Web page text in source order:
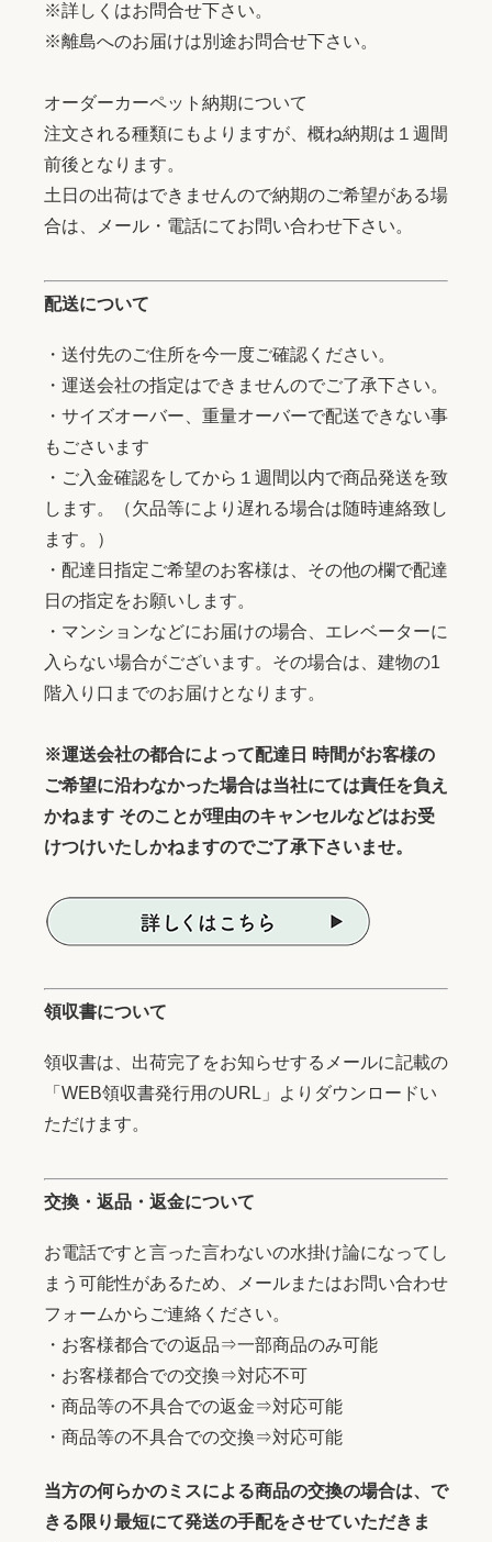
※詳しくはお問合せ下さい。
※離島へのお届けは別途お問合せ下さい。
オーダーカーペット納期について
注文される種類にもよりますが、概ね納期は１週間
前後となります。
土日の出荷はできませんので納期のご希望がある場
合は、メール・電話にてお問い合わせ下さい。
配送について
・送付先のご住所を今一度ご確認ください。
・運送会社の指定はできませんのでご了承下さい。
・サイズオーバー、重量オーバーで配送できない事
もごさいます
・ご入金確認をしてから１週間以内で商品発送を致
します。（欠品等により遅れる場合は随時連絡致し
ます。）
・配達日指定ご希望のお客様は、その他の欄で配達
日の指定をお願いします。
・マンションなどにお届けの場合、エレベーターに
入らない場合がございます。その場合は、建物の1
階入り口までのお届けとなります。
※運送会社の都合によって配達日 時間がお客様の
ご希望に沿わなかった場合は当社にては責任を負え
かねます そのことが理由のキャンセルなどはお受
けつけいたしかねますのでご了承下さいませ。
領収書について
領収書は、出荷完了をお知らせするメールに記載の
「WEB領収書発行用のURL」よりダウンロードい
ただけます。
交換・返品・返金について
お電話ですと言った言わないの水掛け論になってし
まう可能性があるため、メールまたはお問い合わせ
フォームからご連絡ください。
・お客様都合での返品⇒一部商品のみ可能
・お客様都合での交換⇒対応不可
・商品等の不具合での返金⇒対応可能
・商品等の不具合での交換⇒対応可能
当方の何らかのミスによる商品の交換の場合は、で
きる限り最短にて発送の手配をさせていただきま